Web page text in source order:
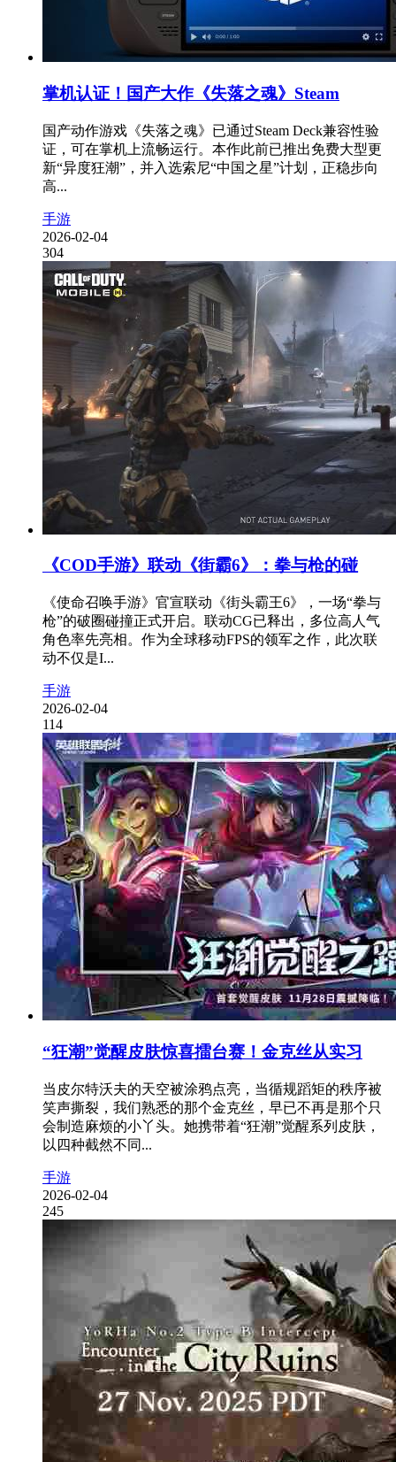
掌机认证！国产大作《失落之魂》Steam
国产动作游戏《失落之魂》已通过Steam Deck兼容性验
证，可在掌机上流畅运行。本作此前已推出免费大型更
新“异度狂潮”，并入选索尼“中国之星”计划，正稳步向
高...
手游
2026-02-04
304
《COD手游》联动《街霸6》：拳与枪的碰
《使命召唤手游》官宣联动《街头霸王6》，一场“拳与
枪”的破圈碰撞正式开启。联动CG已释出，多位高人气
角色率先亮相。作为全球移动FPS的领军之作，此次联
动不仅是I...
手游
2026-02-04
114
“狂潮”觉醒皮肤惊喜擂台赛！金克丝从实习
当皮尔特沃夫的天空被涂鸦点亮，当循规蹈矩的秩序被
笑声撕裂，我们熟悉的那个金克丝，早已不再是那个只
会制造麻烦的小丫头。她携带着“狂潮”觉醒系列皮肤，
以四种截然不同...
手游
2026-02-04
245